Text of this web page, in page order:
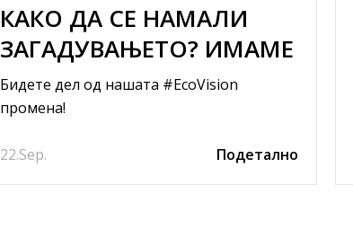
22.Sep.
КАКО ДА СЕ НАМАЛИ
ЗАГАДУВАЊЕТО? ИМАМЕ
4 КОРИСНИ СОВЕТИ ЗА
ВАС
Бидете дел од нашата #EcoVision
промена!
Подетално